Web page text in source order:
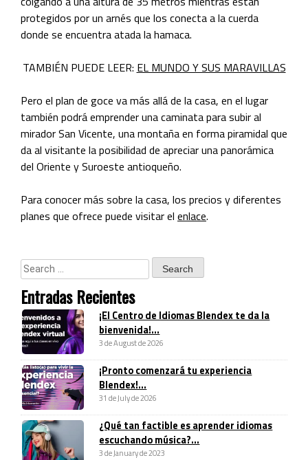
protegidos por un arnés que los conecta a la cuerda
donde se encuentra atada la hamaca.
TAMBIÉN PUEDE LEER: EL MUNDO Y SUS MARAVILLAS
Pero el plan de goce va más allá de la casa, en el lugar
también podrá emprender una caminata para subir al
mirador San Vicente, una montaña en forma piramidal que
da al visitante la posibilidad de apreciar una panorámica
del Oriente y Suroeste antioqueño.
Para conocer más sobre la casa, los precios y diferentes
planes que ofrece puede visitar el enlace.
Entradas Recientes
¡El Centro de Idiomas Blendex te da la
bienvenida!...
3 de August de 2026
¡Pronto comenzará tu experiencia
Blendex!...
31 de July de 2026
¿Qué tan factible es aprender idiomas
escuchando música?...
3 de January de 2023